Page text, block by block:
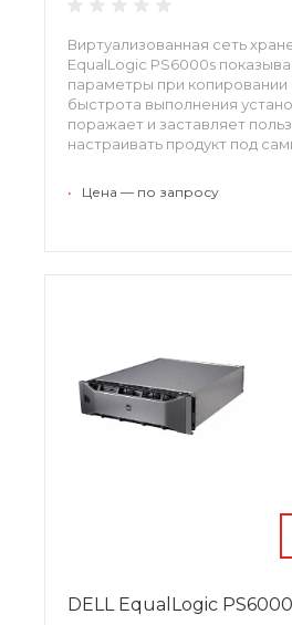
Виртуализованная сеть
EqualLogic PS6000s
параметры при копировании
быстрота выполнения
поражает и заставляет
настраивать продукт под
вывода информации ведется
• Цена — по запросу
DELL EqualLogic